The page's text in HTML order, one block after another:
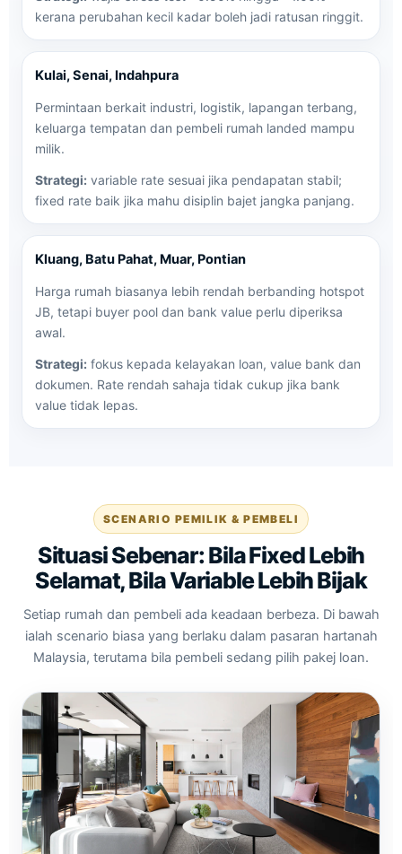
kerana perubahan kecil kadar boleh jadi ratusan ringgit.
Kulai, Senai, Indahpura
Permintaan berkait industri, logistik, lapangan terbang,
keluarga tempatan dan pembeli rumah landed mampu
milik.
Strategi: variable rate sesuai jika pendapatan stabil;
fixed rate baik jika mahu disiplin bajet jangka panjang.
Kluang, Batu Pahat, Muar, Pontian
Harga rumah biasanya lebih rendah berbanding hotspot
JB, tetapi buyer pool dan bank value perlu diperiksa
awal.
Strategi: fokus kepada kelayakan loan, value bank dan
dokumen. Rate rendah sahaja tidak cukup jika bank
value tidak lepas.
SCENARIO PEMILIK & PEMBELI
Situasi Sebenar: Bila Fixed Lebih
Selamat, Bila Variable Lebih Bijak
Setiap rumah dan pembeli ada keadaan berbeza. Di bawah
ialah scenario biasa yang berlaku dalam pasaran hartanah
Malaysia, terutama bila pembeli sedang pilih pakej loan.